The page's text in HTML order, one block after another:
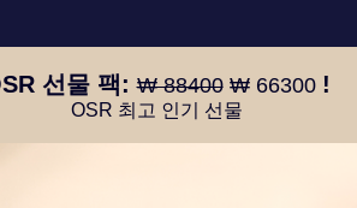
선물 팩:₩ 88400 ₩ 66300 !
OSR 최고 인기 선물